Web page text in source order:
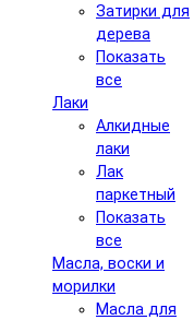
Затирки для
дерева
Показать
все
Лаки
Алкидные
лаки
Лак
паркетный
Показать
все
Масла, воски и
морилки
Масла для